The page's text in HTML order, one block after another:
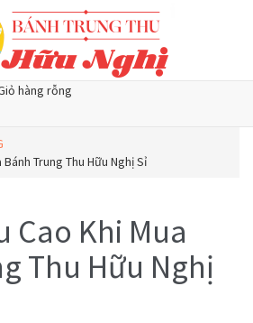
hàng rỗng
Trung Thu Hữu Nghị Sỉ
Cao Khi Mua
Thu Hữu Nghị